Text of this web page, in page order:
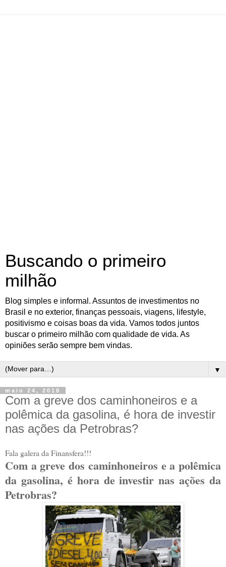
Buscando o primeiro
milhão
Blog simples e informal. Assuntos de investimentos no
Brasil e no exterior, finanças pessoais, viagens, lifestyle,
positivismo e coisas boas da vida. Vamos todos juntos
buscar o primeiro milhão com qualidade de vida. As
opiniões serão sempre bem vindas.
▼
maio 24, 2018
Com a greve dos caminhoneiros e a
polêmica da gasolina, é hora de investir
nas ações da Petrobras?
Fala galera da Finansfera!!!
Com a greve dos caminhoneiros e a polêmica
da gasolina, é hora de investir nas ações da
Petrobras?